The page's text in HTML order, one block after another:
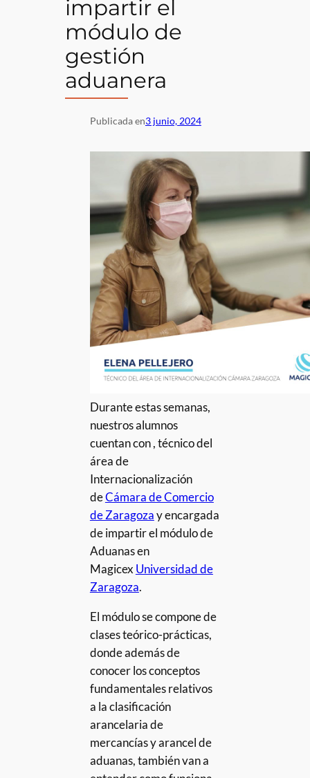
impartir el
módulo de
gestión
aduanera
Publicada en3 junio, 2024
Durante estas semanas,
nuestros alumnos
cuentan con , técnico del
área de
Internacionalización
deCámara de Comercio
de Zaragozay encargada
de impartir el módulo de
Aduanas en
Magicex Universidad de
Zaragoza.
El módulo se compone de
clases teórico-prácticas,
donde además de
conocer los conceptos
fundamentales relativos
a la clasificación
arancelaria de
mercancías y arancel de
aduanas, también van a